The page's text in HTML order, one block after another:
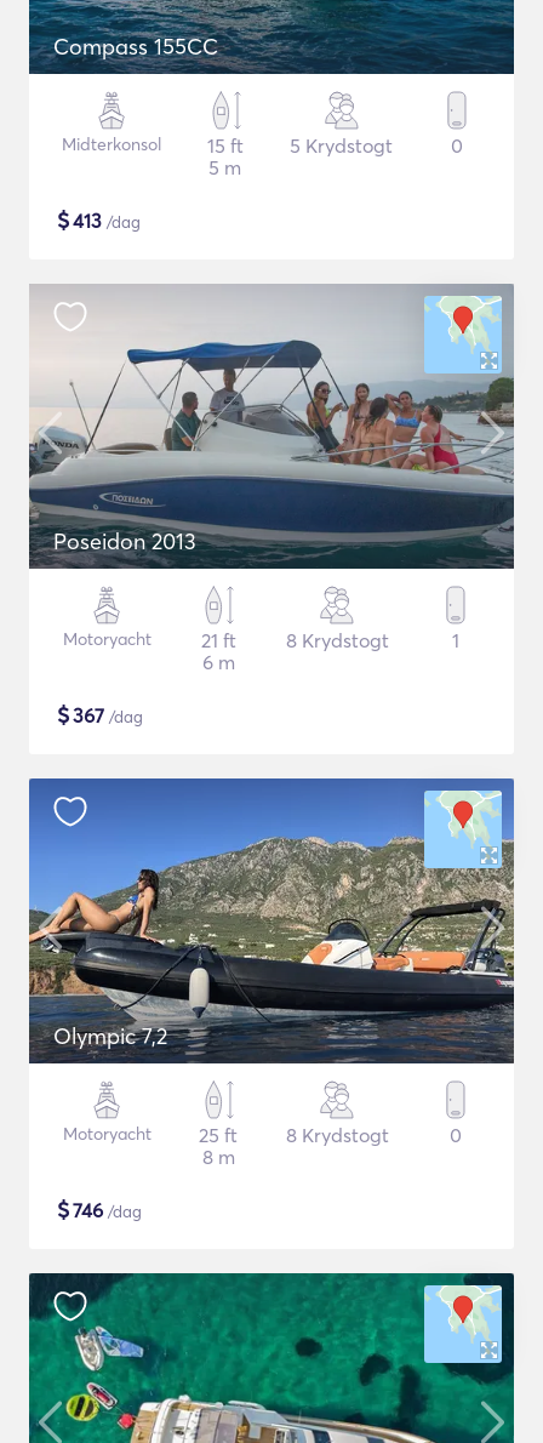
Compass 155CC
Midterkonsol
15 ft
5 m
5 Krydstogt 0
$413 /dag
Poseidon 2013
Motoryacht
21 ft
6 m
8 Krydstogt 1
$367 /dag
Olympic 7,2
Motoryacht
25 ft
8 m
8 Krydstogt 0
$746 /dag